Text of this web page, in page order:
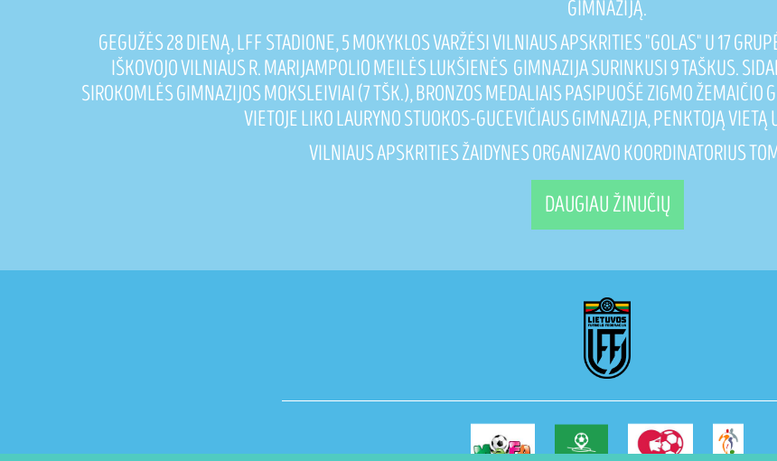
GIMNAZIJĄ.
GEGUŽĖS 28 DIENĄ, LFF STADIONE, 5 MOKYKLOS VARŽĖSI VILNIAUS APSKRITIES "GOLAS" U 17
IŠKOVOJO VILNIAUS R. MARIJAMPOLIO MEILĖS LUKŠIENĖS GIMNAZIJA SURINKUSI 9 TAŠKUS.
SIROKOMLĖS GIMNAZIJOS MOKSLEIVIAI (7 TŠK.), BRONZOS MEDALIAIS PASIPUOŠĖ ZIGMO ŽEMAIČIO
VIETOJE LIKO LAURYNO STUOKOS-GUCEVIČIAUS GIMNAZIJA, PENKTOJĄ
VILNIAUS APSKRITIES ŽAIDYNES ORGANIZAVO KOORDINATORIUS
DAUGIAU ŽINUČIŲ